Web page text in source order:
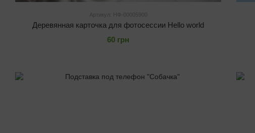
Артикул: НФ-00005900
Деревянная карточка для фотосессии Hello world
60 грн